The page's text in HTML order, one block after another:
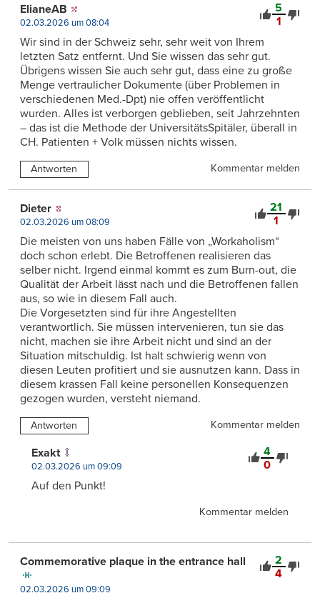
5
1
ElianeAB
02.03.2026 um 08:04
Wir sind in der Schweiz sehr, sehr weit von Ihrem
letzten Satz entfernt. Und Sie wissen das sehr gut.
Übrigens wissen Sie auch sehr gut, dass eine zu große
Menge vertraulicher Dokumente (über Problemen in
verschiedenen Med.-Dpt) nie offen veröffentlicht
wurden. Alles ist verborgen geblieben, seit Jahrzehnten
– das ist die Methode der UniversitätsSpitäler, überall in
CH. Patienten + Volk müssen nichts wissen.
Antworten Kommentar melden
21
1
Dieter
02.03.2026 um 08:09
Die meisten von uns haben Fälle von „Workaholism“
doch schon erlebt. Die Betroffenen realisieren das
selber nicht. Irgend einmal kommt es zum Burn-out, die
Qualität der Arbeit lässt nach und die Betroffenen fallen
aus, so wie in diesem Fall auch.
Die Vorgesetzten sind für ihre Angestellten
verantwortlich. Sie müssen intervenieren, tun sie das
nicht, machen sie ihre Arbeit nicht und sind an der
Situation mitschuldig. Ist halt schwierig wenn von
diesen Leuten profitiert und sie ausnutzen kann. Dass in
diesem krassen Fall keine personellen Konsequenzen
gezogen wurden, versteht niemand.
Antworten Kommentar melden
4
0
Exakt
02.03.2026 um 09:09
Auf den Punkt!
Kommentar melden
2
4
Commemorative plaque in the entrance hall
02.03.2026 um 09:09